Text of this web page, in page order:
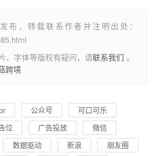
布，转载联系作者并注明出处：
、字体等版权有疑问，请联系我们 。
跨境
公众号
可口可乐
位 广告投放
微信
数据驱动 新浪
朋友圈